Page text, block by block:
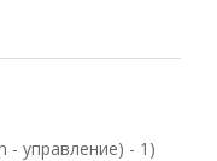
управление) - 1)